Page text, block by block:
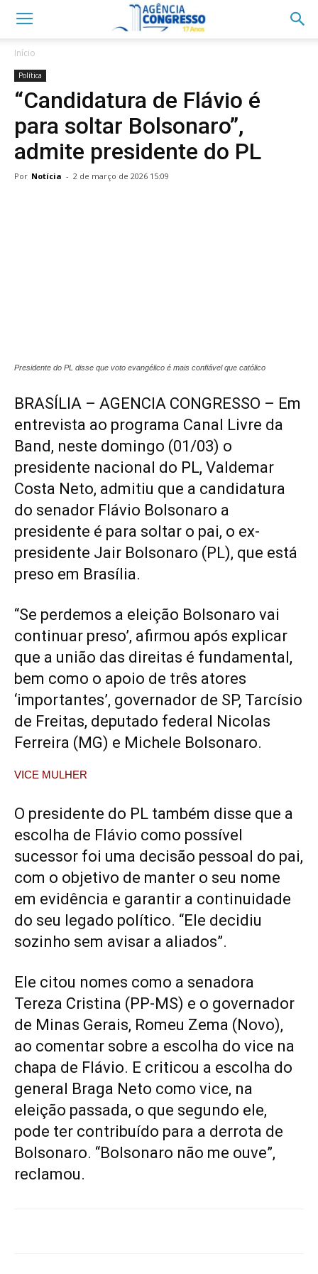
Início
Política
“Candidatura de Flávio é
para soltar Bolsonaro”,
admite presidente do PL
Por Notícia - 2 de março de 2026 15:09
Presidente do PL disse que voto evangélico é mais confiável que católico
BRASÍLIA – AGENCIA CONGRESSO – Em
entrevista ao programa Canal Livre da
Band, neste domingo (01/03) o
presidente nacional do PL, Valdemar
Costa Neto, admitiu que a candidatura
do senador Flávio Bolsonaro a
presidente é para soltar o pai, o ex-
presidente Jair Bolsonaro (PL), que está
preso em Brasília.
“Se perdemos a eleição Bolsonaro vai
continuar preso’, afirmou após explicar
que a união das direitas é fundamental,
bem como o apoio de três atores
‘importantes’, governador de SP, Tarcísio
de Freitas, deputado federal Nicolas
Ferreira (MG) e Michele Bolsonaro.
VICE MULHER
O presidente do PL também disse que a
escolha de Flávio como possível
sucessor foi uma decisão pessoal do pai,
com o objetivo de manter o seu nome
em evidência e garantir a continuidade
do seu legado político. “Ele decidiu
sozinho sem avisar a aliados”.
Ele citou nomes como a senadora
Tereza Cristina (PP-MS) e o governador
de Minas Gerais, Romeu Zema (Novo),
ao comentar sobre a escolha do vice na
chapa de Flávio. E criticou a escolha do
general Braga Neto como vice, na
eleição passada, o que segundo ele,
pode ter contribuído para a derrota de
Bolsonaro. “Bolsonaro não me ouve”,
reclamou.